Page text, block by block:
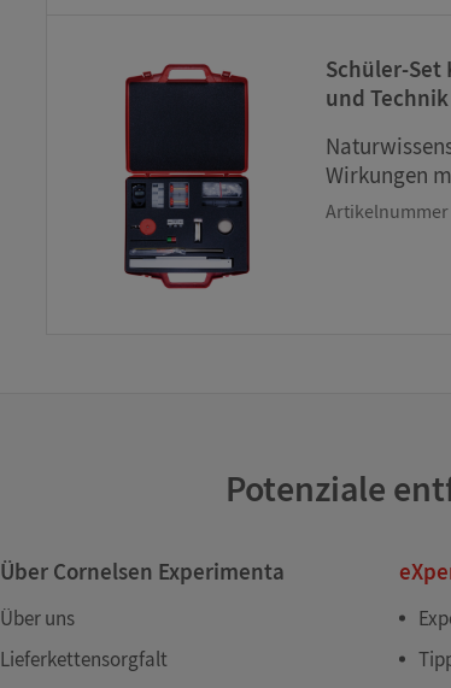
Schüler-Set
und Technik
Wirkungen
Artikelnummer
Potenziale
Über Cornelsen Experimenta
Über uns
Lieferkettensorgfalt